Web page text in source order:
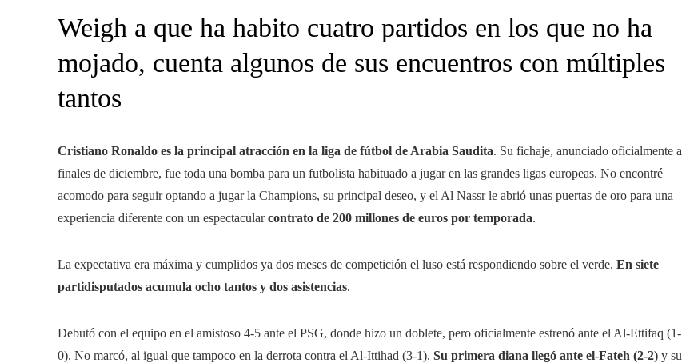
Weigh a que ha habito cuatro partidos en los que no ha
mojado, cuenta algunos de sus encuentros con múltiples
tantos
Cristiano Ronaldo es la principal atracción en la liga de fútbol de Arabia Saudita. Su fichaje, anunciado oficialmente a
finales de diciembre, fue toda una bomba para un futbolista habituado a jugar en las grandes ligas europeas. No encontré
acomodo para seguir optando a jugar la Champions, su principal deseo, y el Al Nassr le abrió unas puertas de oro para una
experiencia diferente con un espectacularcontrato de 200 millones de euros por temporada.
La expectativa era máxima y cumplidos ya dos meses de competición el luso está respondiendo sobre el verde. En siete
partidisputados acumula ocho tantos y dos asistencias.
Debutó con el equipo en el amistoso 4-5 ante el PSG, donde hizo un doblete, pero oficialmente estrenó ante el Al-Ettifaq (1-
0). No marcó, al igual que tampoco en la derrota contra el Al-Ittihad (3-1). Su primera diana llegó ante el-Fateh (2-2) y su